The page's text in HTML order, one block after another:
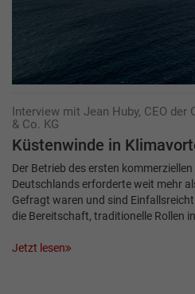
Interview mit Jean Huby, CEO der
& Co. KG
Küstenwinde in
Der Betrieb des ersten
Deutschlands erforderte weit mehr
Gefragt waren und sind
die Bereitschaft, traditionelle Rollen
Jetzt lesen